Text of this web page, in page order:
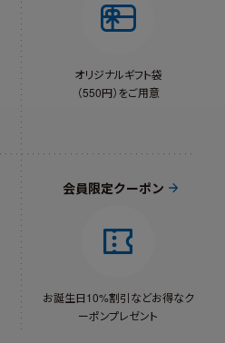
オリジナルギフト袋
（550円）をご用意
会員限定クーポン
お誕生日10%割引などお得なク
ーポンプレゼント